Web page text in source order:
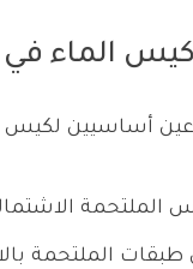
كيس الماء
أساسيين لكيس
الملتحمة
الملتحمة